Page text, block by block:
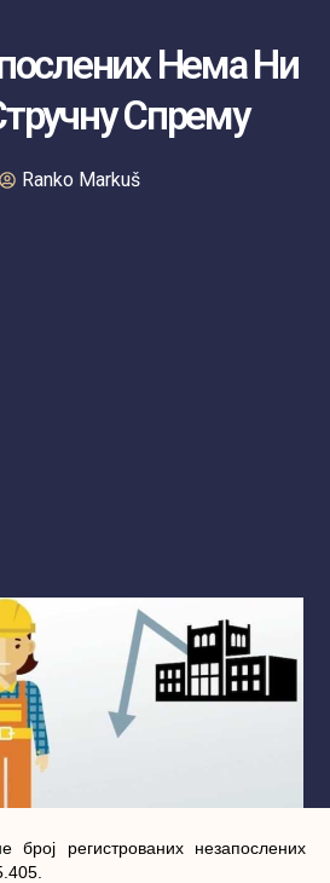
Нема Ни
Спрему
Ranko Markuš
брoj рeгистрoвaних нeзaпoслeних